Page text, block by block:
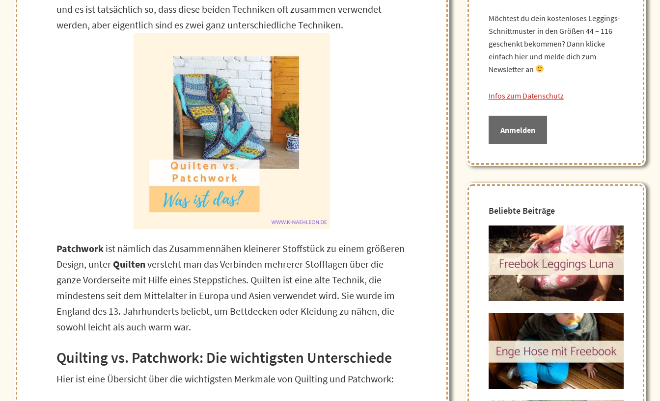
und es ist tatsächlich so, dass diese beiden Techniken oft zusammen verwendet
werden, aber eigentlich sind es zwei ganz unterschiedliche Techniken.
Patchworkist nämlich das Zusammennähen kleinerer Stoffstück zu einem größeren
Design, unter Quiltenversteht man das Verbinden mehrerer Stofflagen über die
ganze Vorderseite mit Hilfe eines Steppstiches. Quilten ist eine alte Technik, die
mindestens seit dem Mittelalter in Europa und Asien verwendet wird. Sie wurde im
England des 13. Jahrhunderts beliebt, um Bettdecken oder Kleidung zu nähen, die
sowohl leicht als auch warm war.
Quilting vs. Patchwork: Die wichtigsten Unterschiede
Hier ist eine Übersicht über die wichtigsten Merkmale von Quilting und Patchwork:
Möchtest du dein kostenloses Leggings-
Schnittmuster in den Größen 44 – 116
geschenkt bekommen? Dann klicke
einfach hier und melde dich zum
Newsletter an
Infos zum Datenschutz
Anmelden
Beliebte Beiträge